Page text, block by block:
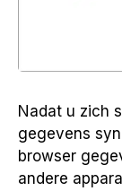
Nadat u zich
gegevens
browser
andere